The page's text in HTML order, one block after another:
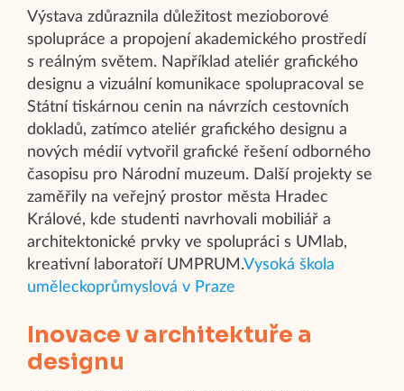
Výstava zdůraznila důležitost mezioborové
spolupráce a propojení akademického prostředí
s reálným světem. Například ateliér grafického
designu a vizuální komunikace spolupracoval se
Státní tiskárnou cenin na návrzích cestovních
dokladů, zatímco ateliér grafického designu a
nových médií vytvořil grafické řešení odborného
časopisu pro Národní muzeum. Další projekty se
zaměřily na veřejný prostor města Hradec
Králové, kde studenti navrhovali mobiliář a
architektonické prvky ve spolupráci s UMlab,
kreativní laboratoří UMPRUM.​Vysoká škola
uměleckoprůmyslová v Praze
Inovace v architektuře a
designu